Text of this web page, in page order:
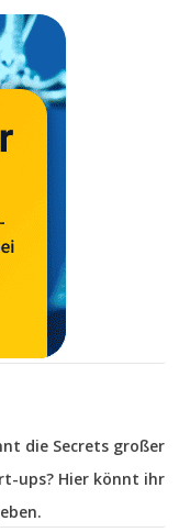
die Secrets großer
ups? Hier könnt ihr